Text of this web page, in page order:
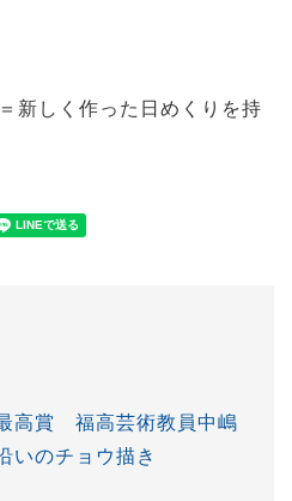
新しく作った日めくりを持
高賞 福高芸術教員中嶋
いのチョウ描き